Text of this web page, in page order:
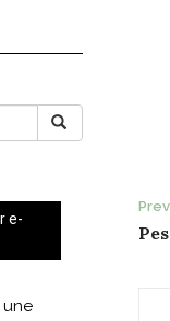
e-
une